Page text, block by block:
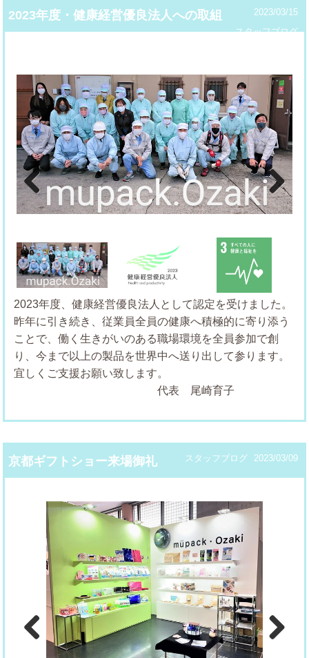
2023年度・健康経営優良法人への取組
2023/03/15
スタッフブログ
Previous Next
2023年度、健康経営優良法人として認定を受けました。
昨年に引き続き、従業員全員の健康へ積極的に寄り添う
ことで、働く生きがいのある職場環境を全員参加で創
り、今まで以上の製品を世界中へ送り出して参ります。
宜しくご支援お願い致します。
代表 尾崎育子
京都ギフトショー来場御礼 2023/03/09
スタッフブログ